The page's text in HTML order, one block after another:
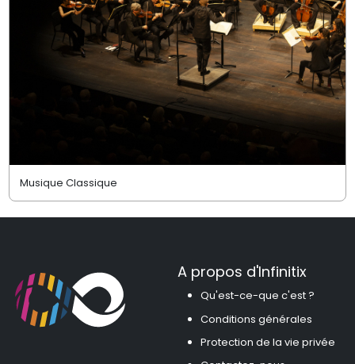
Musique Classique
A propos d'Infinitix
Qu'est-ce-que c'est ?
Conditions générales
Protection de la vie privée